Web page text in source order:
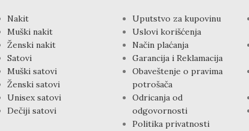
Nakit
Muški nakit
Ženski nakit
Satovi
Muški satovi
Ženski satovi
Unisex satovi
Dečiji satovi
Uputstvo za kupovinu
Uslovi korišćenja
Način plaćanja
Garancija i Reklamacija
Obaveštenje o pravima
potrošača
Odricanja od
odgovornosti
Politika privatnosti